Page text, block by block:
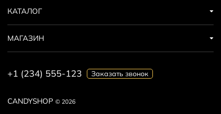
CANDYSHOP © 2026
КАТАЛОГ
МАГАЗИН
+1 (234) 555-123 Заказать звонок